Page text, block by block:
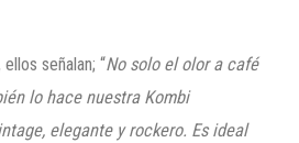
señalan; “No solo el olor a café
lo hace nuestra Kombi
elegante y rockero. Es ideal